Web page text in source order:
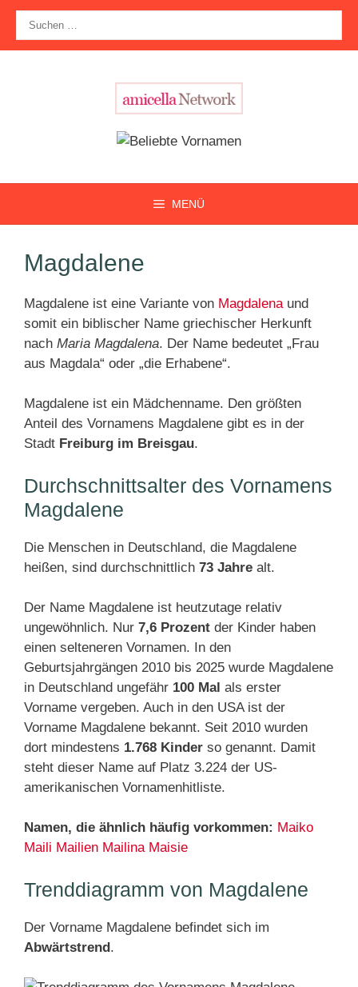
Zum
Inhalt
springen
nach:
MENÜ
Magdalene
Magdalene ist eine Variante von Magdalenaund
somit ein biblischer Name griechischer Herkunft
nach Maria Magdalena. Der Name bedeutet „Frau
aus Magdala“ oder „die Erhabene“.
Magdalene ist ein Mädchenname. Den größten
Anteil des Vornamens Magdalene gibt es in der
Stadt Freiburg im Breisgau.
Durchschnittsalter des Vornamens
Magdalene
Die Menschen in Deutschland, die Magdalene
heißen, sind durchschnittlich 73 Jahre alt.
Der Name Magdalene ist heutzutage relativ
ungewöhnlich. Nur 7,6 Prozent der Kinder haben
einen selteneren Vornamen. In den
Geburtsjahrgängen 2010 bis 2025 wurde Magdalene
in Deutschland ungefähr 100 Mal als erster
Vorname vergeben. Auch in den USA ist der
Vorname Magdalene bekannt. Seit 2010 wurden
dort mindestens 1.768 Kinder so genannt. Damit
steht dieser Name auf Platz 3.224 der US-
amerikanischen Vornamenhitliste.
Namen, die ähnlich häufig vorkommen: Maiko
Maili Mailien Mailina Maisie
Trenddiagramm von Magdalene
Der Vorname Magdalene befindet sich im
Abwärtstrend.